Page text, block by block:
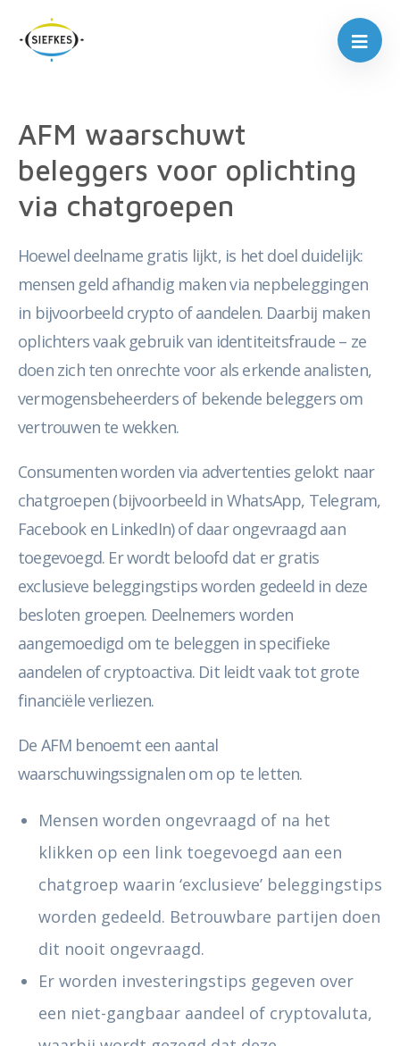
AFM waarschuwt
beleggers voor oplichting
via chatgroepen
Hoewel deelname gratis lijkt, is het doel duidelijk:
mensen geld afhandig maken via nepbeleggingen
in bijvoorbeeld crypto of aandelen. Daarbij maken
oplichters vaak gebruik van identiteitsfraude – ze
doen zich ten onrechte voor als erkende analisten,
vermogensbeheerders of bekende beleggers om
vertrouwen te wekken.
Consumenten worden via advertenties gelokt naar
chatgroepen (bijvoorbeeld in WhatsApp, Telegram,
Facebook en LinkedIn) of daar ongevraagd aan
toegevoegd. Er wordt beloofd dat er gratis
exclusieve beleggingstips worden gedeeld in deze
besloten groepen. Deelnemers worden
aangemoedigd om te beleggen in specifieke
aandelen of cryptoactiva. Dit leidt vaak tot grote
financiële verliezen.
De AFM benoemt een aantal
waarschuwingssignalen om op te letten.
Mensen worden ongevraagd of na het
klikken op een link toegevoegd aan een
chatgroep waarin ‘exclusieve’ beleggingstips
worden gedeeld. Betrouwbare partijen doen
dit nooit ongevraagd.
Er worden investeringstips gegeven over
een niet-gangbaar aandeel of cryptovaluta,